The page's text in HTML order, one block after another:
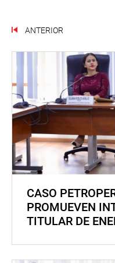
ANTERIOR
CASO
PROMUEVEN
TITULAR DE